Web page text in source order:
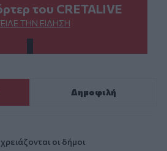
του CRETALIVE
ΤΗΝ ΕΊΔΗΣΗ
Δημοφιλή
οι δήμοι